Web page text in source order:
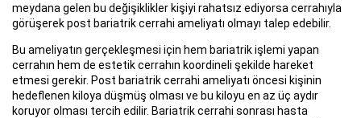
meydana gelen bu değişiklikler kişiyi rahatsız ediyorsa cerrahıyla
görüşerek post bariatrik cerrahi ameliyatı olmayı talep edebilir.
Bu ameliyatın gerçekleşmesi için hem bariatrik işlemi yapan
cerrahın hem de estetik cerrahın koordineli şekilde hareket
etmesi gerekir. Post bariatrik cerrahi ameliyatı öncesi kişinin
hedeflenen kiloya düşmüş olması ve bu kiloyu en az üç aydır
koruyor olması tercih edilir. Bariatrik cerrahi sonrası hasta